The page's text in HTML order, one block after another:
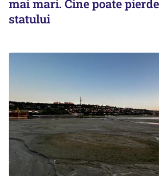
mai mari. Cine poate
statului